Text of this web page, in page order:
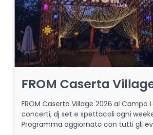
FROM Caserta
FROM Caserta Village 2026 al Campo
concerti, dj set e spettacoli ogni
Programma aggiornato con tutti gli